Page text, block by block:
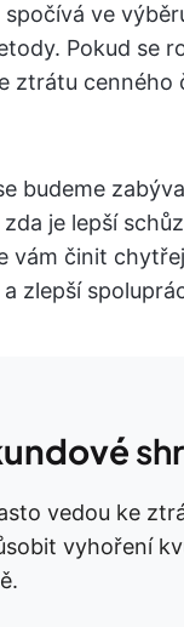
ve
Pokud se
ztrátu cenného
budeme
je lepší
vám činit
zlepší
vedou ke
vyhoření